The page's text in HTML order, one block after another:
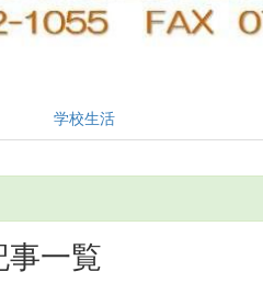
学校生活
一覧